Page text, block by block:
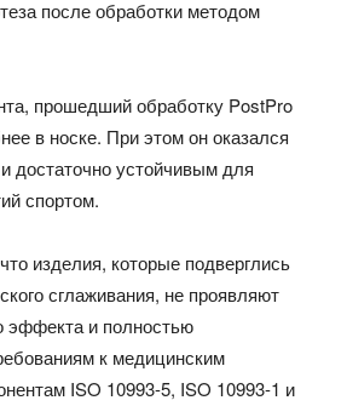
после обработки методом
прошедший обработку PostPro
в носке. При этом он оказался
достаточно устойчивым для
спортом.
изделия, которые подверглись
сглаживания, не проявляют
эффекта и полностью
к медицинским
ISO 10993-5, ISO 10993-1 и